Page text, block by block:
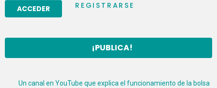
REGISTRARSE
¡PUBLICA!
Un canal en YouTube que explica el funcionamiento de la bolsa